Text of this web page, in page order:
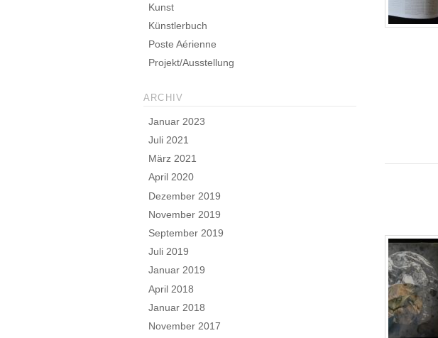
Kunst
Künstlerbuch
Poste Aérienne
Projekt/Ausstellung
ARCHIV
Januar 2023
Juli 2021
März 2021
April 2020
Dezember 2019
November 2019
September 2019
Juli 2019
Januar 2019
April 2018
Januar 2018
November 2017